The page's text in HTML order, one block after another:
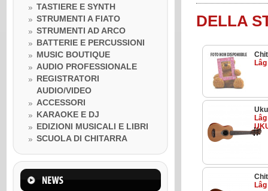
TASTIERE E SYNTH
STRUMENTI A FIATO
STRUMENTI AD ARCO
BATTERIE E PERCUSSIONI
MUSIC BOUTIQUE
AUDIO PROFESSIONALE
REGISTRATORI
AUDIO/VIDEO
ACCESSORI
KARAOKE E DJ
EDIZIONI MUSICALI E LIBRI
SCUOLA DI CHITARRA
Venerdì 10 luglio 2020
LA BOTTEGA DELLA MUSICA
INCONTRA...I GRANDI DELLA
MUSICA
Venerdì 10 luglio 2020
Lezione ukulele in Omaggio
Mercoledì 22 marzo 2023
Suono l'ukulele in 8 lezioni
DELLA